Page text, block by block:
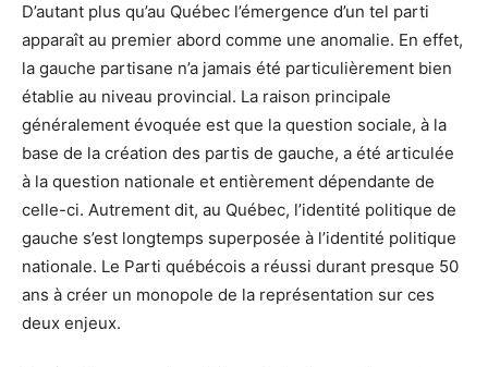
D’autant plus qu’au Québec l’émergence d’un tel parti
apparaît au premier abord comme une anomalie. En effet,
la gauche partisane n’a jamais été particulièrement bien
établie au niveau provincial. La raison principale
généralement évoquée est que la question sociale, à la
base de la création des partis de gauche, a été articulée
à la question nationale et entièrement dépendante de
celle-ci. Autrement dit, au Québec, l’identité politique de
gauche s’est longtemps superposée à l’identité politique
nationale. Le Parti québécois a réussi durant presque 50
ans à créer un monopole de la représentation sur ces
deux enjeux.